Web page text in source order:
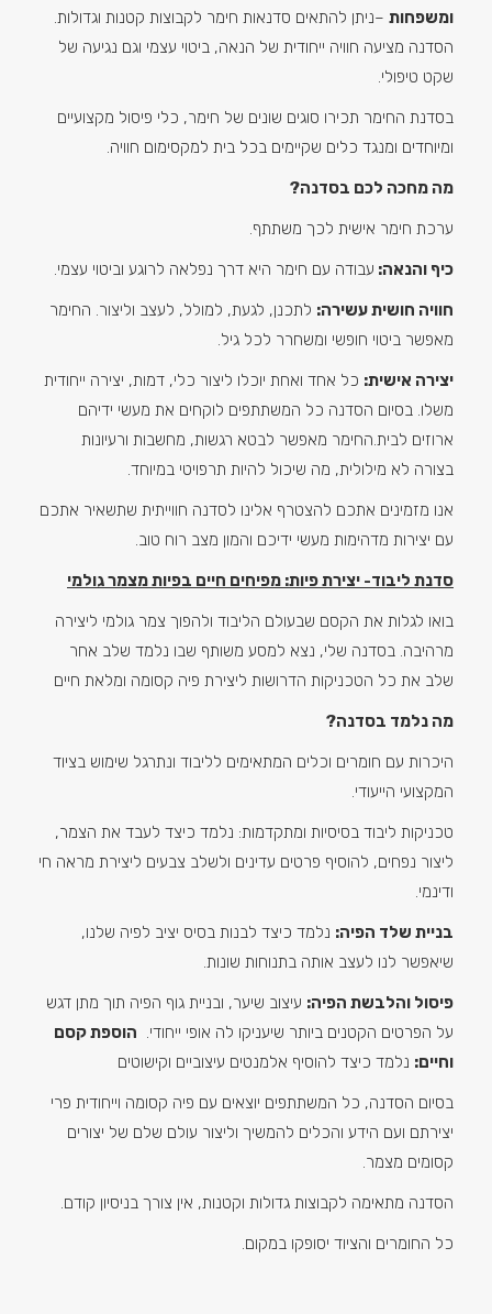
ומשפחות –ניתן להתאים סדנאות חימר לקבוצות קטנות וגדולות.
הסדנה מציעה חוויה ייחודית של הנאה, ביטוי עצמי וגם נגיעה של
שקט טיפולי.
בסדנת החימר תכירו סוגים שונים של חימר, כלי פיסול מקצועיים
ומיוחדים ומנגד כלים שקיימים בכל בית למקסימום חוויה.
מה מחכה לכם בסדנה?
ערכת חימר אישית לכך משתתף.
כיף והנאה: עבודה עם חימר היא דרך נפלאה לרוגע וביטוי עצמי.
חוויה חושית עשירה: לתכנן, לגעת, למולל, לעצב וליצור. החימר
מאפשר ביטוי חופשי ומשחרר לכל גיל.
יצירה אישית: כל אחד ואחת יוכלו ליצור כלי, דמות, יצירה ייחודית
משלו. בסיום הסדנה כל המשתתפים לוקחים את מעשי ידיהם
ארוזים לבית.החימר מאפשר לבטא רגשות, מחשבות ורעיונות
בצורה לא מילולית, מה שיכול להיות תרפויטי במיוחד.
אנו מזמינים אתכם להצטרף אלינו לסדנה חווייתית שתשאיר אתכם
עם יצירות מדהימות מעשי ידיכם והמון מצב רוח טוב.
סדנת ליבוד- יצירת פיות: מפיחים חיים בפיות מצמר גולמי
בואו לגלות את הקסם שבעולם הליבוד ולהפוך צמר גולמי ליצירה
מרהיבה. בסדנה שלי, נצא למסע משותף שבו נלמד שלב אחר
שלב את כל הטכניקות הדרושות ליצירת פיה קסומה ומלאת חיים
מה נלמד בסדנה?
היכרות עם חומרים וכלים המתאימים לליבוד ונתרגל שימוש בציוד
המקצועי הייעודי.
טכניקות ליבוד בסיסיות ומתקדמות: נלמד כיצד לעבד את הצמר,
ליצור נפחים, להוסיף פרטים עדינים ולשלב צבעים ליצירת מראה חי
ודינמי.
בניית שלד הפיה: נלמד כיצד לבנות בסיס יציב לפיה שלנו,
שיאפשר לנו לעצב אותה בתנוחות שונות.
פיסול והלבשת הפיה: עיצוב שיער, ובניית גוף הפיה תוך מתן דגש
על הפרטים הקטנים ביותר שיעניקו לה אופי ייחודי. הוספת קסם
וחיים: נלמד כיצד להוסיף אלמנטים עיצוביים וקישוטים
בסיום הסדנה, כל המשתתפים יוצאים עם פיה קסומה וייחודית פרי
יצירתם ועם הידע והכלים להמשיך וליצור עולם שלם של יצורים
קסומים מצמר.
הסדנה מתאימה לקבוצות גדולות וקטנות, אין צורך בניסיון קודם.
כל החומרים והציוד יסופקו במקום.